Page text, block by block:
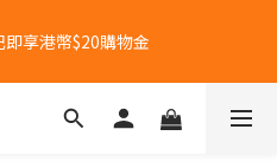
享港幣$20購物金
，向未成年人(18歲以下人士)售